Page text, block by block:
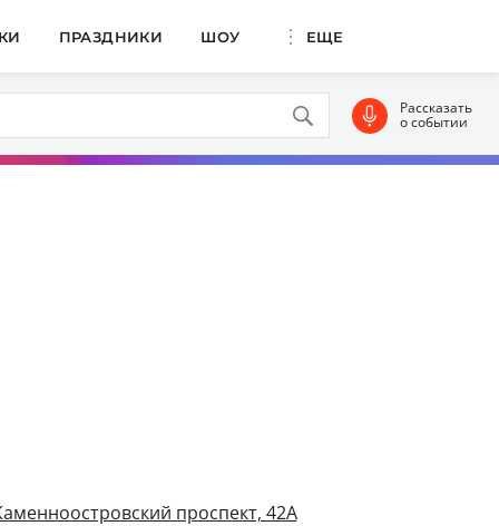
ПРАЗДНИКИ ШОУ ЕЩЕ
Рассказать
о событии
проспект, 42А